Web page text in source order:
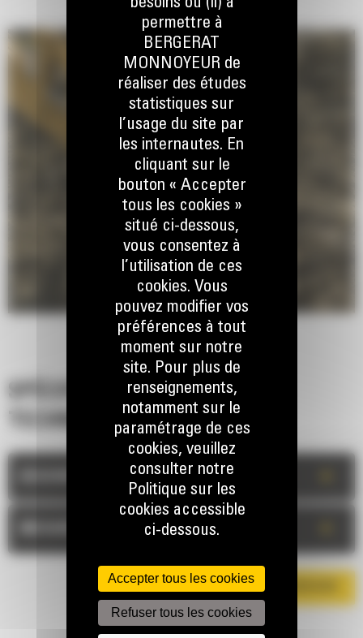
SPÉCIFICATIONS
TECHNIQUES
TÉLÉCHARGER LA BROCHURE
permettre à
BERGERAT
MONNOYEUR de
réaliser des études
statistiques sur
l’usage du site par
les internautes. En
cliquant sur le
bouton « Accepter
tous les cookies »
situé ci-dessous,
vous consentez à
l’utilisation de ces
cookies. Vous
pouvez modifier vos
préférences à tout
moment sur notre
site. Pour plus de
renseignements,
notamment sur le
paramétrage de ces
cookies, veuillez
consulter notre
Politique sur les
cookies accessible
ci-dessous.
Accepter tous les cookies
Refuser tous les cookies